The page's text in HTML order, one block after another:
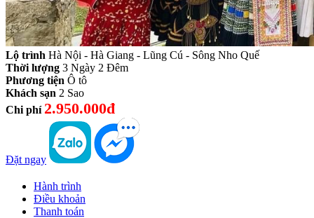
Lộ trình Hà Nội - Hà Giang - Lũng Cú - Sông Nho Quế
Thời lượng 3 Ngày 2 Đêm
Phương tiện Ô tô
Khách sạn 2 Sao
Chi phí 2.950.000đ
Đặt ngay
Hành trình
Điều khoản
Thanh toán